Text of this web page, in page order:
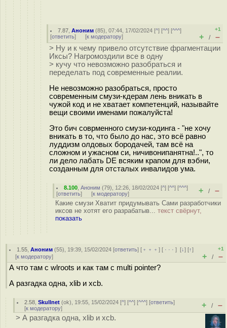
7.87 ,Аноним (85), 07:44, 17/02/2024 [^] [^^] [^^^]
[ответить] [к модератору]
+1
+ / –
> Ну и к чему привело отсутствие фрагментации
Иксы? Нагромоздили все в одну
> кучу что невозможно разобраться и
переделать под современные реалии.
Не невозможно разобраться, просто
современным смузи-кдерам лень вникать в
чужой код и не хватает компетенций, называйте
вещи своими именами пожалуйста!
Это бич соврменного смузи-кодинга - "не хочу
вникать в то, что было до нас, это всё равно
луддизм олдовых бородачей, там всё на
сложном и ужасном си, ничивонипанятна!..", то
ли дело лабать DE всяким крапом для вэбни,
созданным для отсталых инвалидов ума.
8.100 ,Аноним (79), 12:26, 18/02/2024 [^] [^^] [^^^]
[ответить] [к модератору] + / –
Какие смузи Хватит придумывать Сами разработчики
иксов не хотят его разрабатыв... текст свёрнут,
показать
1.55 ,Аноним (55), 19:39, 15/02/2024 [ответить] [ ﹢﹢﹢] [ · · ·][↓] [↑]
[к модератору]
+1
+ / –
А что там с wlroots и как там с multi pointer?
А разгадка одна, xlib и xcb.
2.58 ,Skullnet (ok), 19:55, 15/02/2024 [^] [^^] [^^^] [ответить]
[к модератору] + / –
> А разгадка одна, xlib и xcb.